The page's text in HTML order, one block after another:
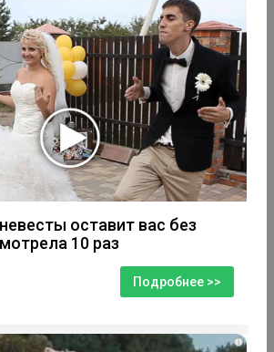
оставит вас без
10 раз
Подробнее >>
i